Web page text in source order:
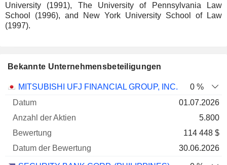
University (1991), The University of Pennsylvania Law
School (1996), and New York University School of Law
(1997).
Bekannte Unternehmensbeteiligungen
Unternehmen
Anzahl
Bewertung
MITSUBISHI UFJ FINANCIAL GROUP, INC.
0 %
01.07.2026
5.800
114 448 $
30.06.2026